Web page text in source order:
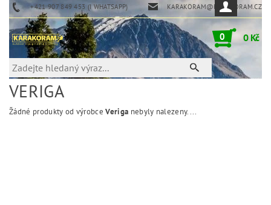
+421 907 849 453 (I WHATSAPP) KARAKORAM@KARAKORAM.CZ
0 0 Kč
VERIGA
Žádné produkty od výrobceVeriga nebyly nalezeny....